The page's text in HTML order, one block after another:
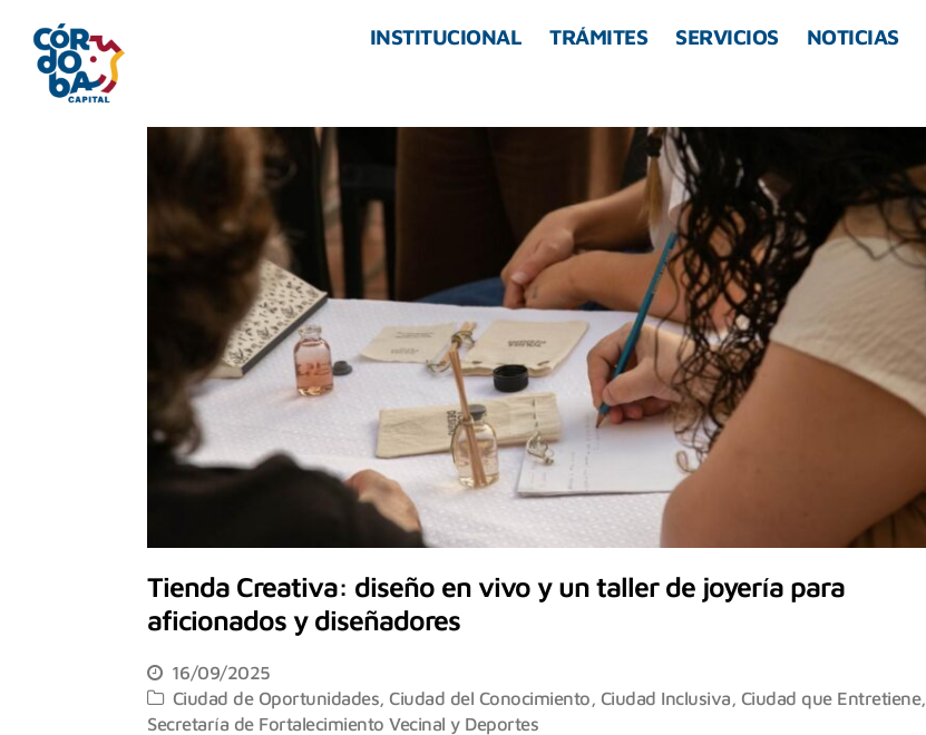
INSTITUCIONAL TRÁMITES SERVICIOS NOTICIAS
Tienda Creativa: diseño en vivo y un taller de joyería para
aficionados y diseñadores
16/09/2025
Ciudad de Oportunidades, Ciudad del Conocimiento, Ciudad Inclusiva, Ciudad que Entretiene,
Secretaría de Fortalecimiento Vecinal y Deportes